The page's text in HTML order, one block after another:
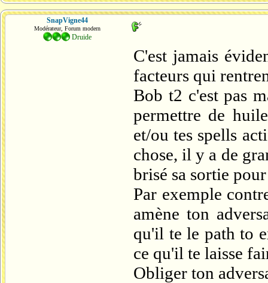
SnapVigne44
Modérateur, Forum modern
Druide
C'est jamais
facteurs qui
Bob t2 c'est pas
permettre de
et/ou tes spells
chose, il y a de
brisé sa sortie
Par exemple
amène ton
qu'il te le path to
ce qu'il te laisse
Obliger ton